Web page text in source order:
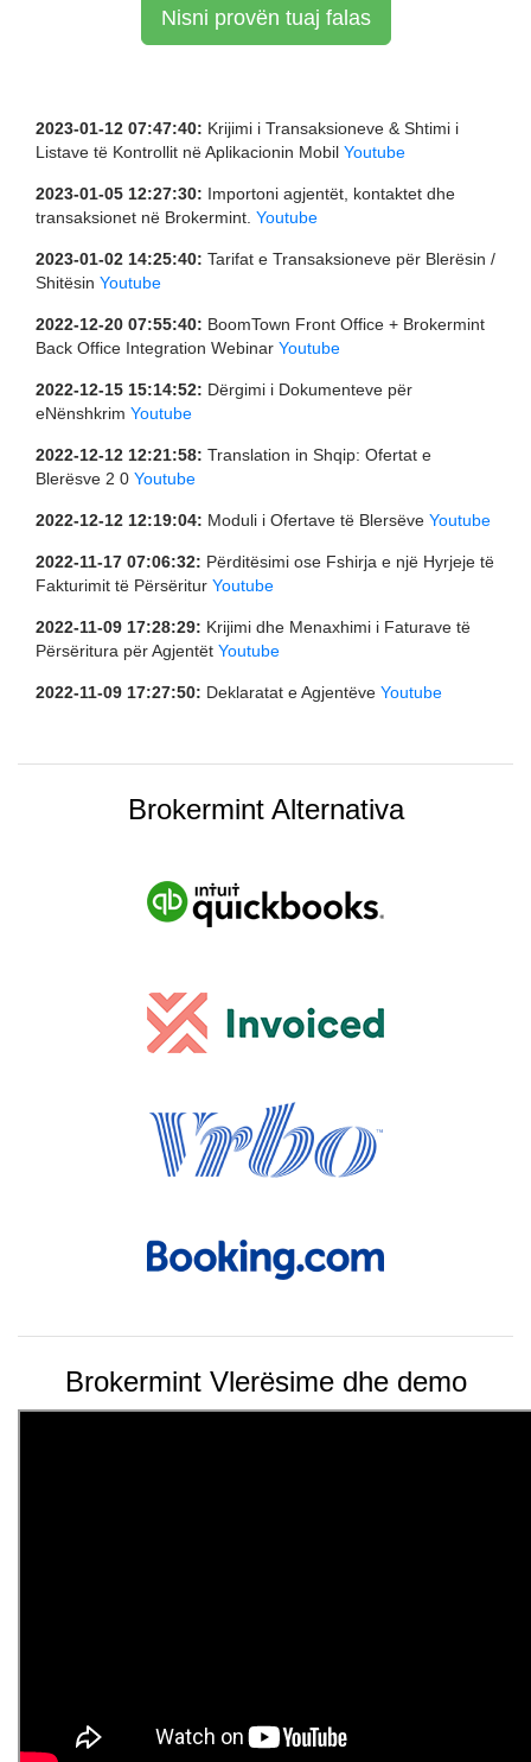
Nisni provën tuaj falas
2023-01-12 07:47:40: Krijimi i Transaksioneve & Shtimi i
Listave të Kontrollit në Aplikacionin Mobil Youtube
2023-01-05 12:27:30: Importoni agjentët, kontaktet dhe
transaksionet në Brokermint. Youtube
2023-01-02 14:25:40: Tarifat e Transaksioneve për Blerësin /
Shitësin Youtube
2022-12-20 07:55:40: BoomTown Front Office + Brokermint
Back Office Integration Webinar Youtube
2022-12-15 15:14:52: Dërgimi i Dokumenteve për
eNënshkrim Youtube
2022-12-12 12:21:58: Translation in Shqip: Ofertat e
Blerësve 2 0 Youtube
2022-12-12 12:19:04: Moduli i Ofertave të Blersëve Youtube
2022-11-17 07:06:32: Përditësimi ose Fshirja e një Hyrjeje të
Fakturimit të Përsëritur Youtube
2022-11-09 17:28:29: Krijimi dhe Menaxhimi i Faturave të
Përsëritura për Agjentët Youtube
2022-11-09 17:27:50: Deklaratat e Agjentëve Youtube
Brokermint Alternativa
Brokermint Vlerësime dhe demo